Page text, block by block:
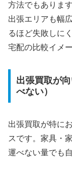
方法でもありま
出張エリアも幅
るほど失敗しに
宅配の比較イメー
出張買取が
べない）
出張買取が特に
スです。家具・
運べない量でも